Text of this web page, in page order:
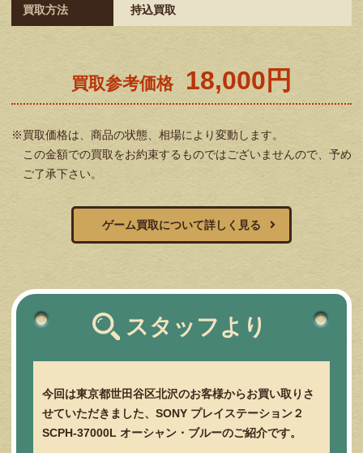
買取方法 持込買取
買取参考価格 18,000円
※買取価格は、商品の状態、相場により変動します。
この金額での買取をお約束するものではございませんので、予め
ご了承下さい。
ゲーム買取について詳しく見る
スタッフより
今回は東京都世田谷区北沢のお客様からお買い取りさ
せていただきました、SONY プレイステーション２
SCPH-37000L オーシャン・ブルーのご紹介です。